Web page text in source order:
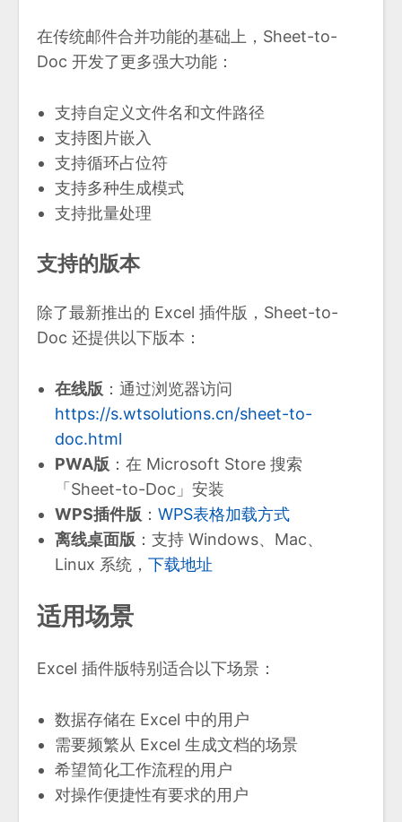
在传统邮件合并功能的基础上，Sheet-to-
Doc 开发了更多强大功能：
支持自定义文件名和文件路径
支持图片嵌入
支持循环占位符
支持多种生成模式
支持批量处理
支持的版本
除了最新推出的 Excel 插件版，Sheet-to-
Doc 还提供以下版本：
在线版 ：通过浏览器访问
https://s.wtsolutions.cn/sheet-to-
doc.html
PWA版 ：在 Microsoft Store 搜索
「Sheet-to-Doc」安装
WPS插件版 ： WPS表格加载方式
离线桌面版 ：支持 Windows、Mac、
Linux 系统， 下载地址
适用场景
Excel 插件版特别适合以下场景：
数据存储在 Excel 中的用户
需要频繁从 Excel 生成文档的场景
希望简化工作流程的用户
对操作便捷性有要求的用户